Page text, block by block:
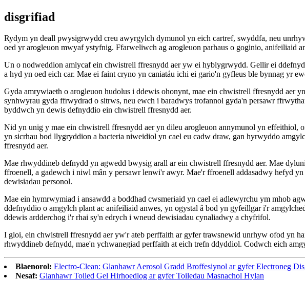
disgrifiad
Rydym yn deall pwysigrwydd creu awyrgylch dymunol yn eich cartref, swyddfa, neu
oed yr arogleuon mwyaf ystyfnig. Ffarweliwch ag arogleuon parhaus o goginio, anifeiliaid
Un o nodweddion amlycaf ein chwistrell ffresnydd aer yw ei hyblygrwydd. Gellir ei
a hyd yn oed eich car. Mae ei faint cryno yn caniatáu ichi ei gario'n gyfleus ble bynnag yr
Gyda amrywiaeth o arogleuon hudolus i ddewis ohonynt, mae ein chwistrell ffresnydd
synhwyrau gyda ffrwydrad o sitrws, neu ewch i baradwys trofannol gyda'n persawr
byddwch yn dewis defnyddio ein chwistrell ffresnydd aer.
Nid yn unig y mae ein chwistrell ffresnydd aer yn dileu arogleuon annymunol yn
yn sicrhau bod llygryddion a bacteria niweidiol yn cael eu cadw draw, gan hyrwyddo
ffresnydd aer.
Mae rhwyddineb defnydd yn agwedd bwysig arall ar ein chwistrell ffresnydd aer. Mae
ffroenell, a gadewch i niwl mân y persawr lenwi'r awyr. Mae'r ffroenell addasadwy hefyd
dewisiadau personol.
Mae ein hymrwymiad i ansawdd a boddhad cwsmeriaid yn cael ei adlewyrchu ym mhob
ddefnyddio o amgylch plant ac anifeiliaid anwes, yn ogystal â bod yn gyfeillgar i'r
ddewis ardderchog i'r rhai sy'n edrych i wneud dewisiadau cynaliadwy a chyfrifol.
I gloi, ein chwistrell ffresnydd aer yw'r ateb perffaith ar gyfer trawsnewid unrhyw ofod yn
rhwyddineb defnydd, mae'n ychwanegiad perffaith at eich trefn ddyddiol. Codwch eich
Blaenorol: Electro-Clean: Glanhawr Aerosol Gradd Broffesiynol ar gyfer Electroneg
Nesaf: Glanhawr Toiled Gel Hirhoedlog ar gyfer Toiledau Masnachol Hylan